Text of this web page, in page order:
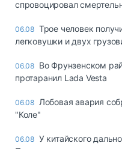
спровоцировал
06.08 Трое человек
легковушки и двух
06.08 Во Фрунзенском
протаранил Lada Vesta
06.08 Лобовая авария
"Коле"
06.08 У китайского